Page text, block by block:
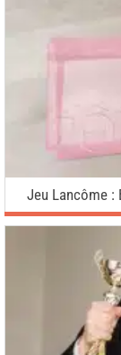
Jeu Lancôme :